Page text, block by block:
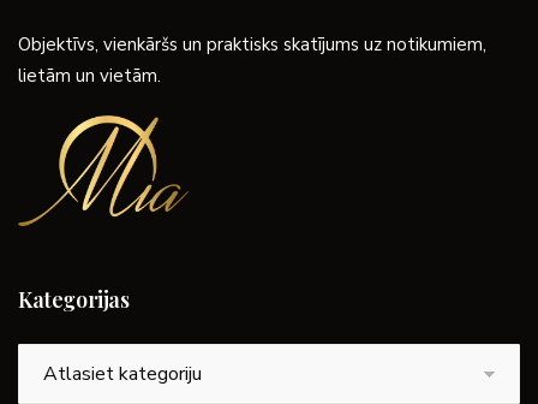
Objektīvs, vienkāršs un praktisks skatījums uz notikumiem,
lietām un vietām.
Kategorijas